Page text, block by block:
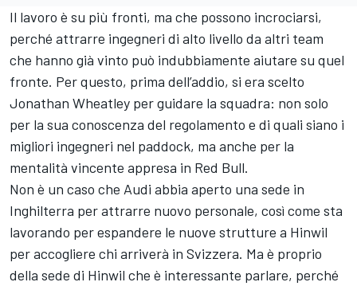
Il lavoro è su più fronti, ma che possono incrociarsi,
perché attrarre ingegneri di alto livello da altri team
che hanno già vinto può indubbiamente aiutare su quel
fronte. Per questo, prima dell’addio, si era scelto
Jonathan Wheatley per guidare la squadra: non solo
per la sua conoscenza del regolamento e di quali siano i
migliori ingegneri nel paddock, ma anche per la
mentalità vincente appresa in Red Bull.
Non è un caso che Audi abbia aperto una sede in
Inghilterra per attrarre nuovo personale, così come sta
lavorando per espandere le nuove strutture a Hinwil
per accogliere chi arriverà in Svizzera. Ma è proprio
della sede di Hinwil che è interessante parlare, perché